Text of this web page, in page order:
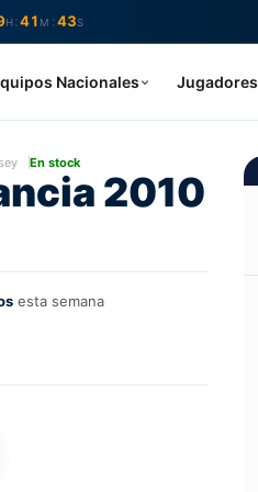
H :41 M :42S
Nacionales Jugadores
En stock
2010
esta semana